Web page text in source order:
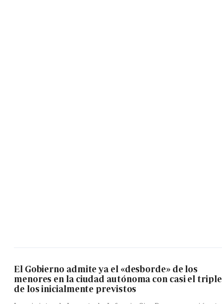
El Gobierno admite ya el «desborde» de los
menores en la ciudad autónoma con casi el triple
de los inicialmente previstos